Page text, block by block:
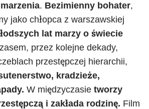
. Bezimienny bohater,
jako chłopca z warszawskiej
lat marzy o świecie
przez kolejne dekady,
przestępczej hierarchii,
kradzieże,
W międzyczasie tworzy
i zakłada rodzinę. Film